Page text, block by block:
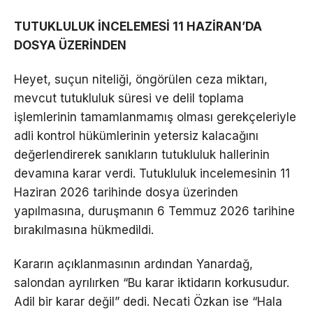
TUTUKLULUK İNCELEMESİ 11 HAZİRAN’DA
DOSYA ÜZERİNDEN
Heyet, suçun niteliği, öngörülen ceza miktarı,
mevcut tutukluluk süresi ve delil toplama
işlemlerinin tamamlanmamış olması gerekçeleriyle
adli kontrol hükümlerinin yetersiz kalacağını
değerlendirerek sanıkların tutukluluk hallerinin
devamına karar verdi. Tutukluluk incelemesinin 11
Haziran 2026 tarihinde dosya üzerinden
yapılmasına, duruşmanın 6 Temmuz 2026 tarihine
bırakılmasına hükmedildi.
Kararın açıklanmasının ardından Yanardağ,
salondan ayrılırken “Bu karar iktidarın korkusudur.
Adil bir karar değil” dedi. Necati Özkan ise “Hala